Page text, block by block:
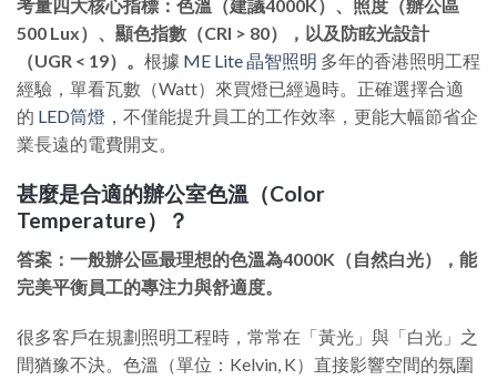
考量四大核心指標：色溫（建議4000K）、照度（辦公區
500 Lux）、顯色指數（CRI > 80），以及防眩光設計
（UGR < 19）。 根據 ME Lite 晶智照明 多年的香港照明工程
經驗，單看瓦數（Watt）來買燈已經過時。正確選擇合適
的 LED筒燈 ，不僅能提升員工的工作效率，更能大幅節省企
業長遠的電費開支。
甚麼是合適的辦公室色溫（Color
Temperature）？
答案：一般辦公區最理想的色溫為4000K（自然白光），能
完美平衡員工的專注力與舒適度。
很多客戶在規劃照明工程時，常常在「黃光」與「白光」之
間猶豫不決。色溫（單位：Kelvin, K）直接影響空間的氛圍